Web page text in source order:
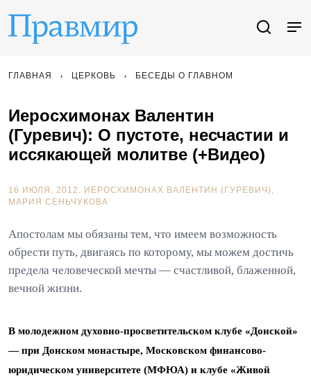
ГЛАВНАЯ ЦЕРКОВЬ БЕСЕДЫ О ГЛАВНОМ
Иеросхимонах Валентин
(Гуревич): О пустоте, несчастии и
иссякающей молитве (+Видео)
16 ИЮЛЯ, 2012. ИЕРОСХИМОНАХ ВАЛЕНТИН (ГУРЕВИЧ)
МАРИЯ СЕНЬЧУКОВА
Апостолам мы обязаны тем, что имеем возможность
обрести путь, двигаясь по которому, мы можем достичь
предела человеческой мечты — счастливой, блаженной,
вечной жизни.
В молодежном духовно-просветительском клубе «Донской»
— при Донском монастыре, Московском финансово-
юридическом университете (МФЮА) и клубе «Живой